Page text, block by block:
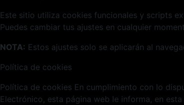
Este sitio utiliza cookies funcionales y scripts
Puedes cambiar tus ajustes en cualquier
NOTA: Estos ajustes solo se aplicarán al
Política de cookies
Política de cookies En cumplimiento con lo
Electrónico, esta página web le informa, en